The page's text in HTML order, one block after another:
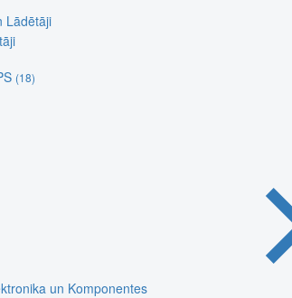
Lādētāji
(18)
un Komponentes